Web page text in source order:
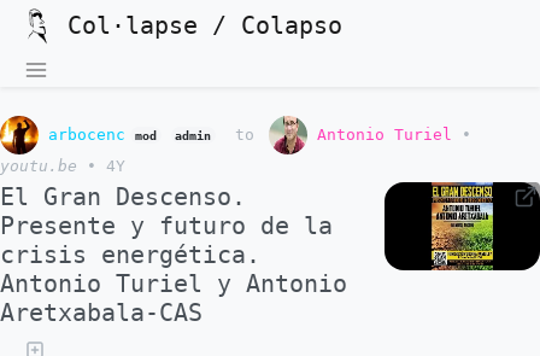
Col·lapse / Colapso
arbocenc mod admin to Antonio Turiel
•
youtu.be
• 4Y
El Gran Descenso.
Presente y futuro de la
crisis energética.
Antonio Turiel y Antonio
Aretxabala-CAS